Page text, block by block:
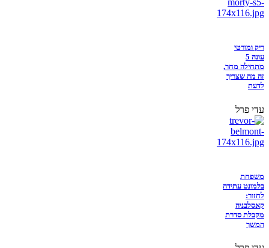
ריק ומורטי
עונה 5
מתחילה מחר,
זה מה שצריך
לדעת
עדי פרל
משפחת
בלמונט עתידה
לחזור:
קאסלבניה
מקבלת סדרת
המשך